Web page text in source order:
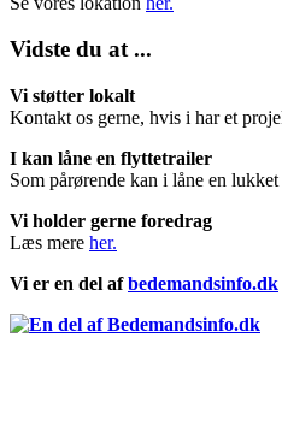
Vidste du at ...
Vi støtter lokalt
Kontakt os gerne, hvis i har et
I kan låne en flyttetrailer
Som pårørende kan i låne en
Vi holder gerne foredrag
Læs mere her.
Vi er en del afbedemandsinfo.dk